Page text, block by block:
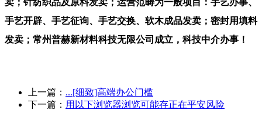
手艺开辟、手艺征询、手艺交换、软木成品发卖；密封用填料
发卖；常州普赫新材料科技无限公司成立，科技中介办事！
上一篇： ...[细致]高端办公门槛
下一篇： 用以下浏览器浏览可能存正在平安风险